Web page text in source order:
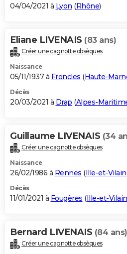
04/04/2021 à Lyon (Rhône)
Eliane LIVENAIS (83 ans)
Créer une cagnotte obsèques
Naissance
05/11/1937 à Froncles (Haute-
Décès
20/03/2021 à Drap (Alpes-
Guillaume LIVENAIS (34
Créer une cagnotte obsèques
Naissance
26/02/1986 à Rennes (Ille-et-
Décès
11/01/2021 à Fougères (Ille-et-
Bernard LIVENAIS (84 ans)
Créer une cagnotte obsèques